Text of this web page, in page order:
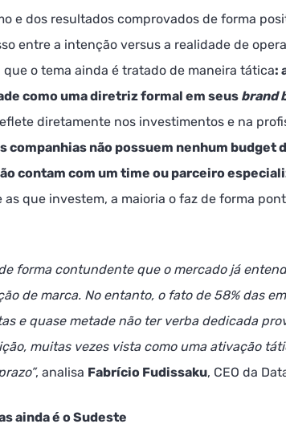
e dos resultados comprovados de forma
entre a intenção versus a realidade de
o tema ainda é tratado de maneira tática:
como uma diretriz formal em seus brand
diretamente nos investimentos e na
companhias não possuem nenhum budget
contam com um time ou parceiro
as que investem, a maioria o faz de forma
forma contundente que o mercado já
de marca. No entanto, o fato de 58% das
e quase metade não ter verba dedicada
muitas vezes vista como uma ativação
, analisa Fabrício Fudissaku, CEO da
ainda é o Sudeste